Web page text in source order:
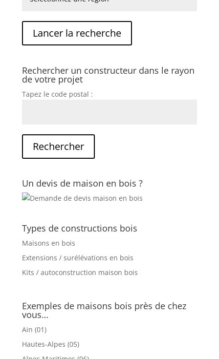
Rechercher un constructeur dans le rayon
de votre projet
Tapez le code postal :
Un devis de maison en bois ?
Types de constructions bois
Maisons en bois
Extensions / surélévations en bois
Kits / autoconstruction maison bois
Exemples de maisons bois près de chez
vous…
Ain (01)
Hautes-Alpes (05)